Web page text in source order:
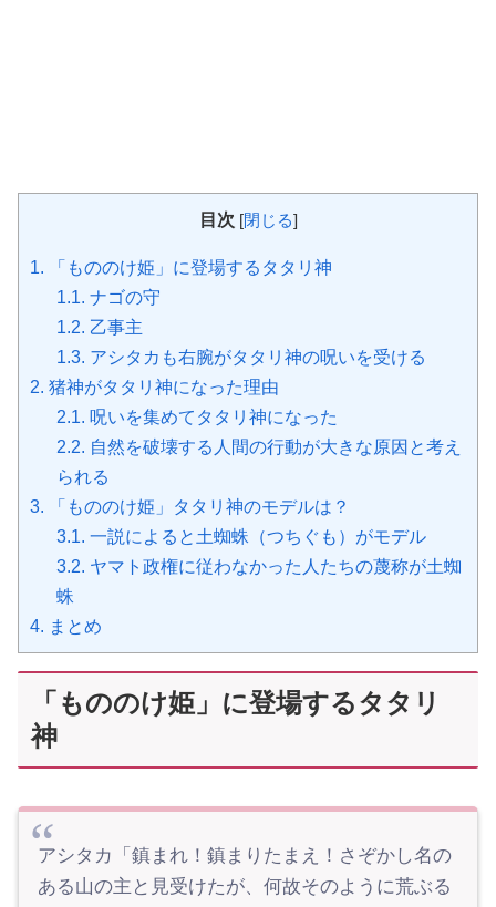
目次 [閉じる]
1. 「もののけ姫」に登場するタタリ神
1.1. ナゴの守
1.2. 乙事主
1.3. アシタカも右腕がタタリ神の呪いを受ける
2. 猪神がタタリ神になった理由
2.1. 呪いを集めてタタリ神になった
2.2. 自然を破壊する人間の行動が大きな原因と考え
られる
3. 「もののけ姫」タタリ神のモデルは？
3.1. 一説によると土蜘蛛（つちぐも）がモデル
3.2. ヤマト政権に従わなかった人たちの蔑称が土蜘
蛛
4. まとめ
「もののけ姫」に登場するタタリ
神
アシタカ「鎮まれ！鎮まりたまえ！さぞかし名の
ある山の主と見受けたが、何故そのように荒ぶる